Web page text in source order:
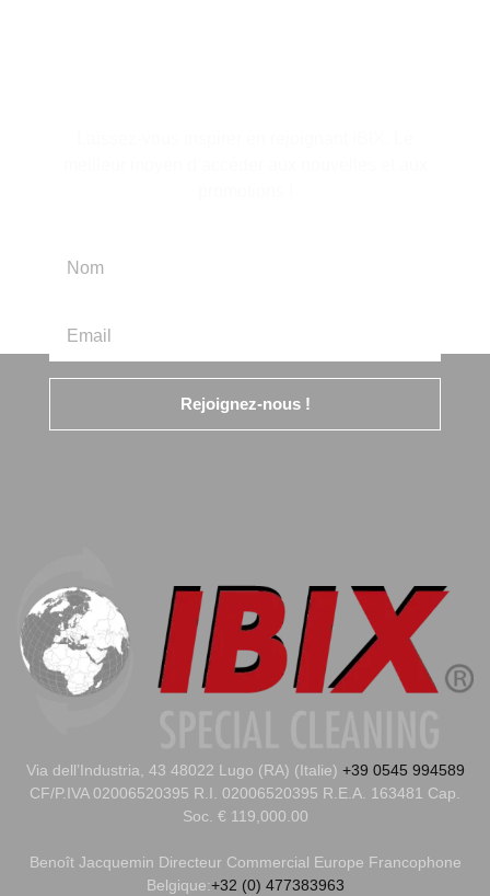
Rejoignez-nous !
Via dell’Industria, 43 48022 Lugo (RA) (Italie) +39 0545 994589
CF/P.IVA 02006520395 R.I. 02006520395 R.E.A. 163481 Cap.
Soc. € 119,000.00
Benoît Jacquemin Directeur Commercial Europe Francophone
Belgique:+32 (0) 477383963